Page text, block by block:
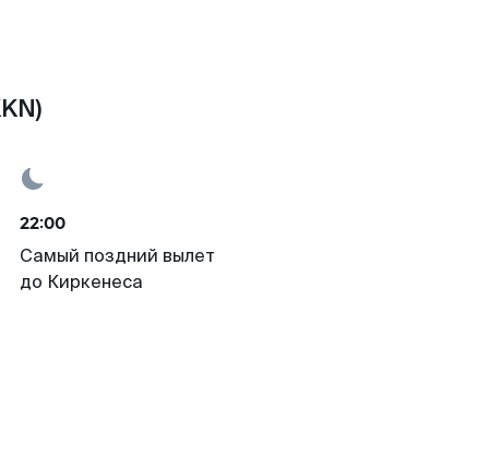
22:00
Самый поздний вылет
до Киркенеса